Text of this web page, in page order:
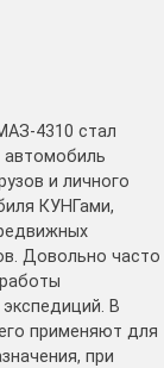
4310 стал
автомобиль
и личного
КУНГами,
Довольно часто
В
применяют для
при